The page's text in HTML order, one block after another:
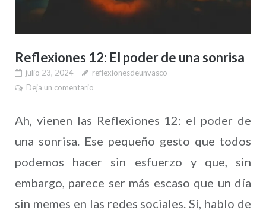
Reflexiones 12: El poder de una sonrisa
julio 23, 2024
reflexionesdeunvasco
Deja un comentario
Ah, vienen las Reflexiones 12: el poder de
una sonrisa. Ese pequeño gesto que todos
podemos hacer sin esfuerzo y que, sin
embargo, parece ser más escaso que un día
sin memes en las redes sociales. Sí, hablo de